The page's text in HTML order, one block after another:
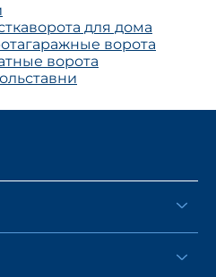
ворота для дома
гаражные ворота
ворота